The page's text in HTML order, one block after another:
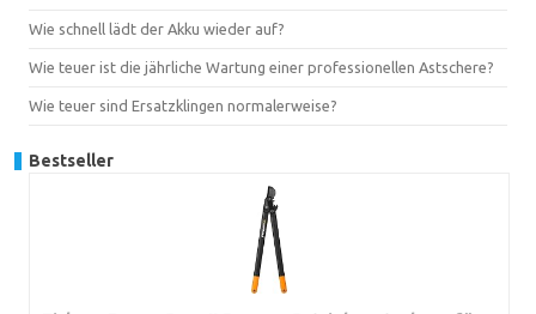
Wie schnell lädt der Akku wieder auf?
Wie teuer ist die jährliche Wartung einer professionellen Astschere?
Wie teuer sind Ersatzklingen normalerweise?
Bestseller